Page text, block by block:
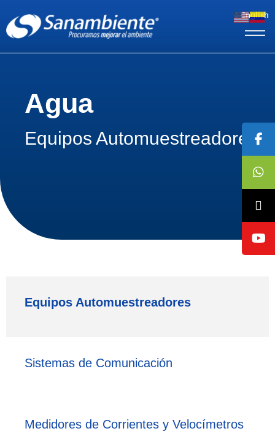
English
Agua
Equipos Automuestreadores
Equipos Automuestreadores
Sistemas de Comunicación
Medidores de Corrientes y Velocímetros